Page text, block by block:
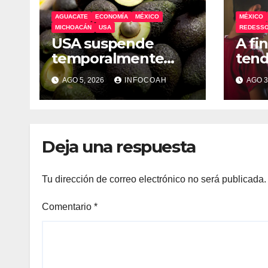
AGUACATE ECONOMÍA
MÉXICO
MICHOACÁN
USA
USA suspende
temporalmente
exportaciones de
aguacate
michoacano
AGO 5, 2026 INFOCOAH
MÉXICO
A
AGO
Deja una respuesta
Tu dirección de correo electrónico no será publicada.
Comentario *